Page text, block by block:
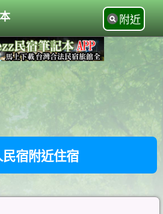
附近
民宿附近住宿